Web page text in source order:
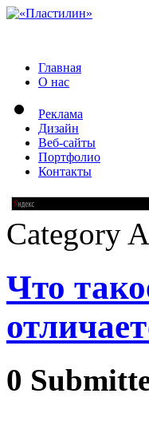
Главная
О нас
Реклама
Дизайн
Веб-сайты
Портфолио
Контакты
Category
Что
0